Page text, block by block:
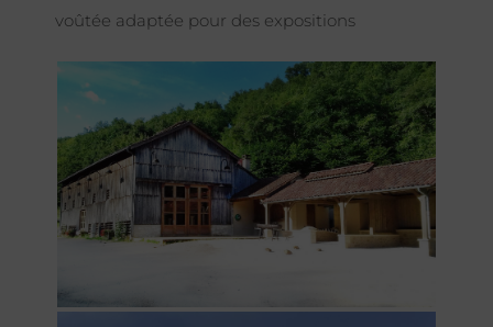
voûtée adaptée pour des expositions